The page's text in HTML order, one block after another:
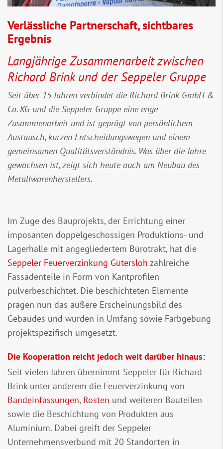
Verlässliche Partnerschaft, sichtbares
Ergebnis
Langjährige Zusammenarbeit zwischen
Richard Brink und der Seppeler Gruppe
Seit über 15 Jahren verbindet die Richard Brink GmbH &
Co. KG und die Seppeler Gruppe eine enge
Zusammenarbeit und ist geprägt von persönlichem
Austausch, kurzen Entscheidungswegen und einem
gemeinsamen Qualitätsverständnis. Was über die Jahre
gewachsen ist, zeigt sich heute auch am Neubau des
Metallwarenherstellers.
Im Zuge des Bauprojekts, der Errichtung einer
imposanten doppelgeschossigen Produktions- und
Lagerhalle mit angegliedertem Bürotrakt, hat die
Seppeler Feuerverzinkung Gütersloh zahlreiche
Fassadenteile in Form von Kantprofilen
pulverbeschichtet. Die beschichteten Elemente
prägen nun das äußere Erscheinungsbild des
Gebäudes und wurden in Umfang sowie Farbgebung
projektspezifisch umgesetzt.
Die Kooperation reicht jedoch weit darüber hinaus:
Seit vielen Jahren übernimmt Seppeler für Richard
Brink unter anderem die Feuerverzinkung von
Bandeinfassungen, Rosten und weiteren Bauteilen
sowie die Beschichtung von Produkten aus
Aluminium. Dabei greift der Seppeler
Unternehmensverbund mit 20 Standorten in